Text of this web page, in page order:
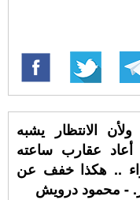
الانتظار يشبه
عقارب ساعته
.. هكذا خفف عن
- محمود درويش